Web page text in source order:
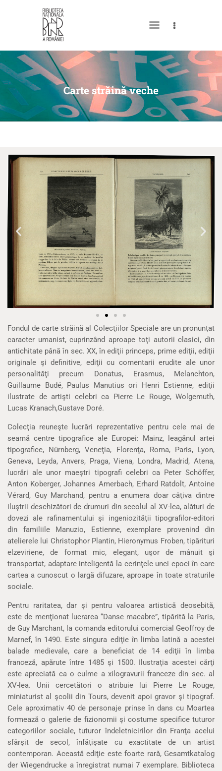
Carte străină veche
MY LIBRARY CARD
Fondul de carte străină al Colecţiilor Speciale are un pronunţat
caracter umanist, cuprinzând aproape toţi autorii clasici, din
antichitate până în sec. XX, în ediţii princeps, prime ediţii, ediţii
originale şi definitive, ediţii cu comentarii erudite ale unor
personalităţi precum Donatus, Erasmus, Melanchton,
Guillaume Budé, Paulus Manutius ori Henri Estienne, ediţii
ilustrate de artişti celebri ca Pierre Le Rouge, Wolgemuth,
Lucas Kranach,Gustave Doré.
Colecţia reuneşte lucrări reprezentative pentru cele mai de
seamă centre tipografice ale Europei: Mainz, leagănul artei
tipografice, Nürnberg, Veneţia, Florenţa, Roma, Paris, Lyon,
Geneva, Leyda, Anvers, Praga, Viena, Londra, Madrid, Atena,
lucrări ale unor maeştri tipografi celebri ca Peter Schöffer,
Anton Koberger, Johannes Amerbach, Erhard Ratdolt, Antoine
Vérard, Guy Marchand, pentru a enumera doar câţiva dintre
iluştrii deschizători de drumuri din secolul al XV-lea, alături de
dovezi ale rafinamentului şi ingeniozităţii tipografilor-editori
din familiile Manuzio, Estienne, exemplare provenind din
atelierele lui Christophor Plantin, Hieronymus Froben, tipărituri
elzeviriene, de format mic, elegant, uşor de mânuit şi
transportat, adaptare inteligentă la cerinţele unei epoci în care
cartea a cunoscut o largă difuzare, aproape în toate straturile
sociale.
Pentru raritatea, dar şi pentru valoarea artistică deosebită,
este de menţionat lucrarea “Danse macabre”, tipărită la Paris,
de Guy Marchant, la comanda editorului comercial Geoffroy de
Marnef, în 1490. Este singura ediţie în limba latină a acestei
balade medievale, care a beneficiat de 14 ediţii în limba
franceză, apărute între 1485 şi 1500. Ilustraţia acestei cărţi
este apreciată ca o culme a xilogravurii franceze din sec. al
XV-lea. Unii cercetători o atribuie lui Pierre Le Rouge,
miniaturist al şcolii din Tours, devenit apoi gravor şi tipograf.
Cele aproximativ 40 de personaje prinse în dans cu Moartea
formează o galerie de fizionomii şi costume specifice tuturor
categoriilor sociale, tuturor îndeletnicirilor din Franţa acelui
sfârşit de secol, înfăţişate cu exactitate de un artist
contemporan. Această ediţie este foarte rară, Gesamtkatalog
der Wiegendrucke a înregistrat numai 7 exemplare. Biblioteca